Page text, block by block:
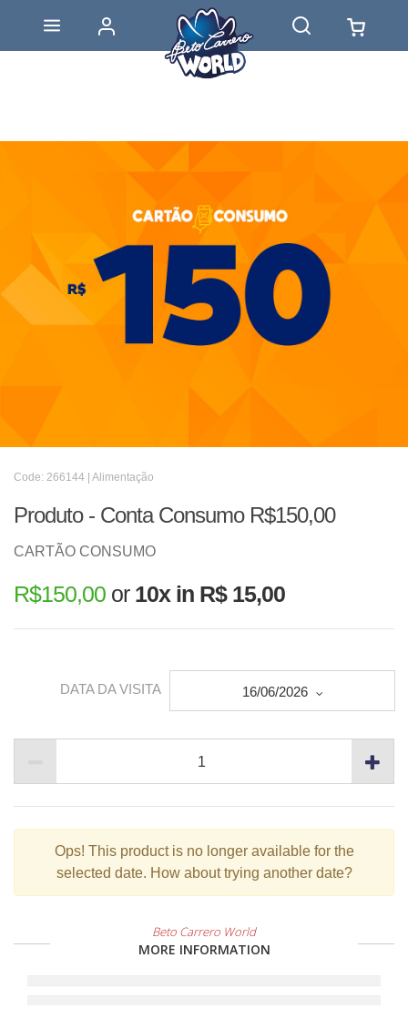
Code: 266144 | Alimentação
Produto - Conta Consumo R$150,00
CARTÃO CONSUMO
R$150,00 or 10x in R$ 15,00
DATA DA VISITA 16/06/2026
Ops! This product is no longer available for the
selected date. How about trying another date?
Beto Carrero World
MORE INFORMATION